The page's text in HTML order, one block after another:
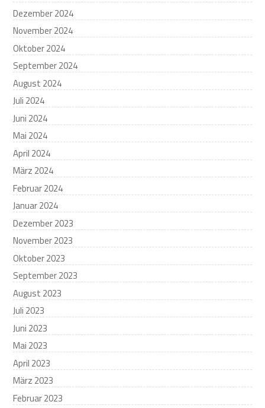
Dezember 2024
November 2024
Oktober 2024
September 2024
August 2024
Juli 2024
Juni 2024
Mai 2024
April 2024
März 2024
Februar 2024
Januar 2024
Dezember 2023
November 2023
Oktober 2023
September 2023
August 2023
Juli 2023
Juni 2023
Mai 2023
April 2023
März 2023
Februar 2023